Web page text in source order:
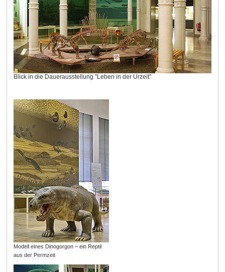
Blick in die Dauerausstellung "Leben in der Urzeit"
Modell eines Dinogorgon – ein Reptil
aus der Permzeit